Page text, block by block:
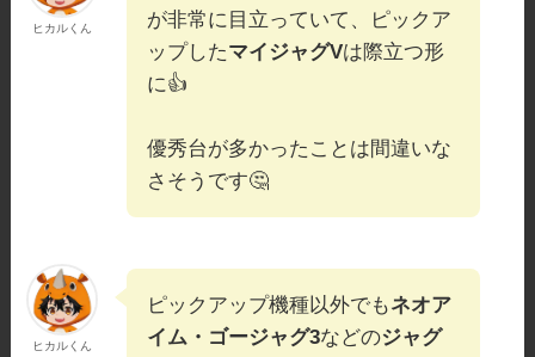
ヒカルくん
が非常に目立っていて、ピックア
ップしたマイジャグVは際立つ形
に👍
優秀台が多かったことは間違いな
さそうです🤔
ヒカルくん
ピックアップ機種以外でもネオア
イム・ゴージャグ3などのジャグ